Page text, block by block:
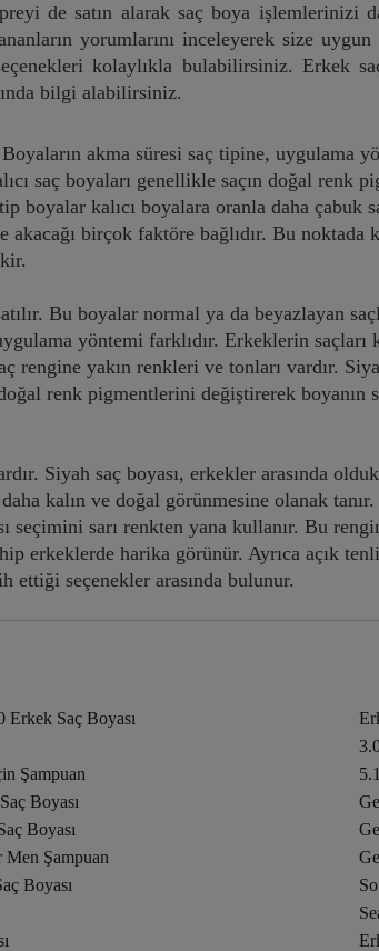
de satın alarak saç boya işlemlerinizi
yorumlarını inceleyerek size
kolaylıkla bulabilirsiniz. Erkek
bilgi alabilirsiniz.
akma süresi saç tipine, uygulama
saç boyaları genellikle saçın doğal
boyalar kalıcı boyalara oranla daha
akacağı birçok faktöre bağlıdır. Bu
Bu boyalar normal ya da beyazlayan
yöntemi farklıdır. Erkeklerin saçları
yakın renkleri ve tonları vardır.
renk pigmentlerini değiştirerek boyanın
Siyah saç boyası, erkekler arasında
kalın ve doğal görünmesine olanak
sarı renkten yana kullanır. Bu
erkeklerde harika görünür. Ayrıca açık
ettiği seçenekler arasında bulunur.
Erkek Saç Boyası
Şampuan
Boyası
Boyası
Men Şampuan
Boyası